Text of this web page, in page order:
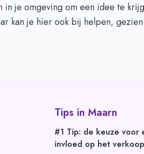
in je omgeving om een idee te
kan je hier ook bij helpen,
Tips in Maarn
#1 Tip: de keuze voor
invloed op het